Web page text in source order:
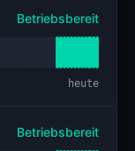
Betriebsbereit
heute
Betriebsbereit